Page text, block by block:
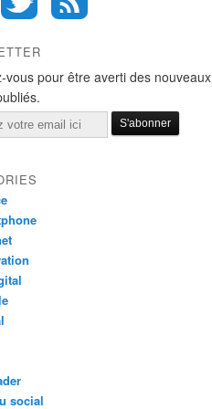
vous pour être averti des nouveaux
social